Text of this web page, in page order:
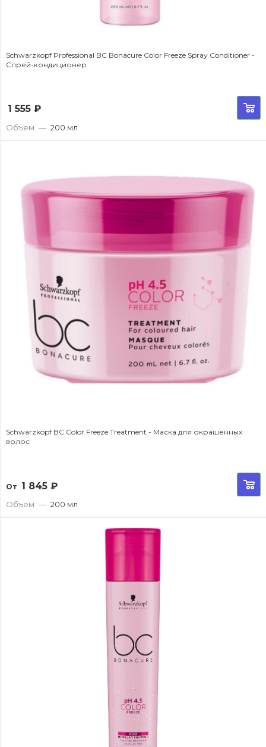
Schwarzkopf Professional BC Bonacure Color Freeze Spray Conditioner -
Спрей-кондиционер
1 555 ₽
Объем — 200 мл
Schwarzkopf BC Color Freeze Treatment - Маска для окрашенных
волос
От 1 845 ₽
Объем — 200 мл